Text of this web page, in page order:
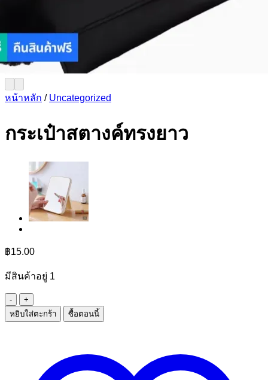
หน้าหลัก / Uncategorized
กระเป๋าสตางค์ทรงยาว
฿15.00
มีสินค้าอยู่ 1
จำนวน
กระเป๋า
หยิบใส่ตะกร้า ซื้อตอนนี้